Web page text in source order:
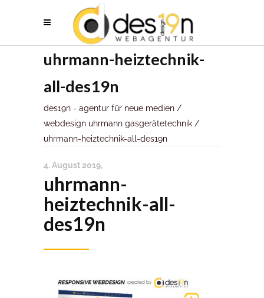
uhrmann-heiztechnik-
all-des19n
des19n - agentur für neue medien /
webdesign uhrmann gasgerätetechnik /
uhrmann-heiztechnik-all-des19n
4. August 2019
uhrmann-
heiztechnik-all-
des19n